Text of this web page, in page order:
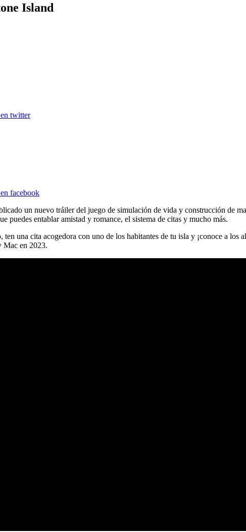
Island
twitter
facebook
un nuevo tráiler del juego de simulación de vida y construcción de
puedes entablar amistad y romance, el sistema de citas y mucho más.
una cita acogedora con uno de los habitantes de tu isla y ¡conoce a
Mac en 2023.